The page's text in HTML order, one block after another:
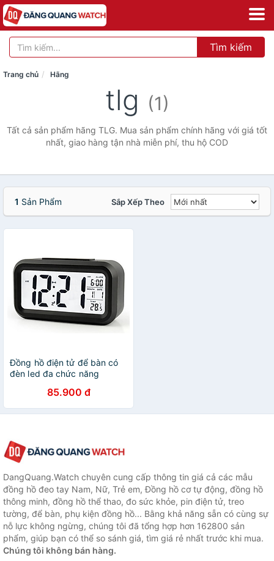
Tìm kiếm
Trang chủ Hãng
tlg (1)
Tất cả sản phẩm hãng TLG. Mua sản phẩm chính hãng với giá tốt
nhất, giao hàng tận nhà miễn phí, thu hộ COD
1 Sản Phẩm Sắp Xếp Theo
Đồng hồ điện tử để bàn có
đèn led đa chức năng
85.900 đ
DangQuang.Watch chuyên cung cấp thông tin giá cả các mẫu
đồng hồ đeo tay Nam, Nữ, Trẻ em, Đồng hồ cơ tự động, đồng hồ
thông minh, đồng hồ thể thao, đo sức khỏe, pin điện tử, treo
tường, để bàn, phụ kiện đồng hồ... Bằng khả năng sẵn có cùng sự
nỗ lực không ngừng, chúng tôi đã tổng hợp hơn 162800 sản
phẩm, giúp bạn có thể so sánh giá, tìm giá rẻ nhất trước khi mua.
Chúng tôi không bán hàng.